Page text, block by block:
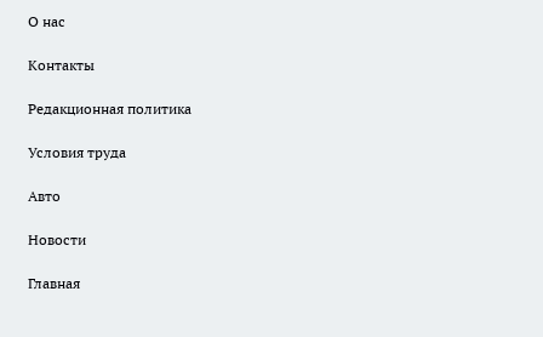
О нас
Контакты
Редакционная политика
Условия труда
Авто
Новости
Главная